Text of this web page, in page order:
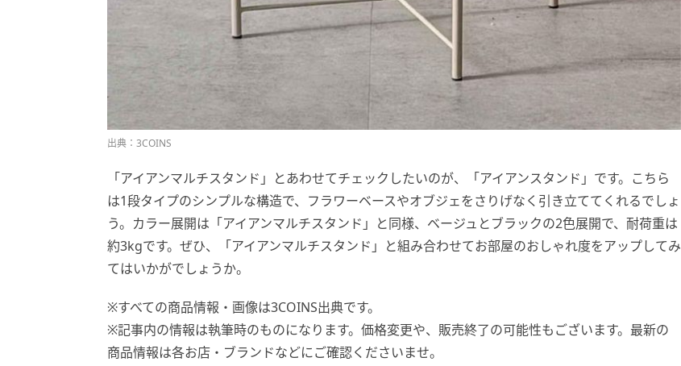
出典：3COINS
「アイアンマルチスタンド」とあわせてチェックしたいのが、「アイアンスタンド」です。こちら
は1段タイプのシンプルな構造で、フラワーベースやオブジェをさりげなく引き立ててくれるでしょ
う。カラー展開は「アイアンマルチスタンド」と同様、ベージュとブラックの2色展開で、耐荷重は
約3kgです。ぜひ、「アイアンマルチスタンド」と組み合わせてお部屋のおしゃれ度をアップしてみ
てはいかがでしょうか。
※すべての商品情報・画像は3COINS出典です。
※記事内の情報は執筆時のものになります。価格変更や、販売終了の可能性もございます。最新の
商品情報は各お店・ブランドなどにご確認くださいませ。